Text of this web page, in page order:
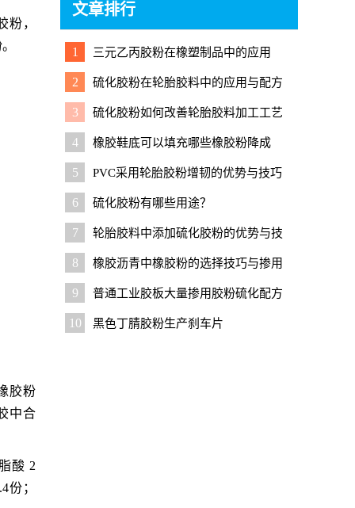
粉，
胶粉
中合
酸 2
份；
文章排行
1 三元乙丙胶粉在橡塑制品中的应用
2
硫化胶粉在轮胎胶料中的应用与配方
调整要点
3 硫化胶粉如何改善轮胎胶料加工工艺
4
橡胶鞋底可以填充哪些橡胶粉降成
本？
5 PVC采用轮胎胶粉增韧的优势与技巧
6 硫化胶粉有哪些用途？
7
轮胎胶料中添加硫化胶粉的优势与技
巧
8
橡胶沥青中橡胶粉的选择技巧与掺用
比例
9
普通工业胶板大量掺用胶粉硫化配方
及设计要点
10 黑色丁腈胶粉生产刹车片